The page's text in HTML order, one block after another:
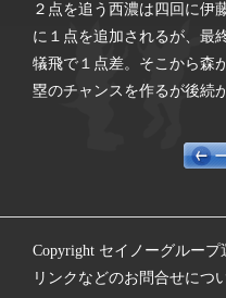
２点を追う西濃は四回に伊
に１点を追加されるが、最
犠飛で１点差。そこから森
塁のチャンスを作るが後続
Copyright セイノーグルー
リンクなどのお問合せにつ